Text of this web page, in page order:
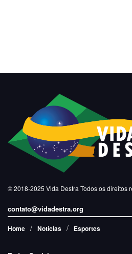
© 2018-2025 Vida Destra Todos os direitos
contato@vidadestra.org
Home Notícias Esportes